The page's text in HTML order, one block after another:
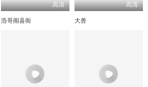
高清
浩哥闹县衙
高清
大兽